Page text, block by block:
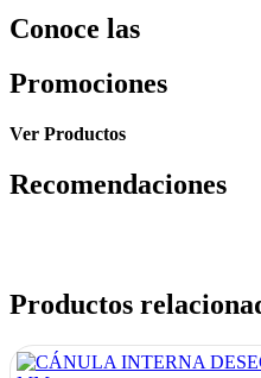
Conoce las
Promociones
Ver Productos
Recomendaciones
Productos